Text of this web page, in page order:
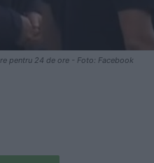
pentru 24 de ore - Foto: Facebook